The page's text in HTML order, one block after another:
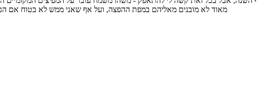
מאוד לא מובנים מאליהם במפת ההפצה, ועל אף שאני ממש לא בטוח אם